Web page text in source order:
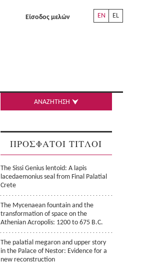
EN EL
Είσοδος μελών
ΑΝΑΖΗΤΗΣΗ
ΠΡΟΣΦΑΤΟΙ ΤΙΤΛΟΙ
The Sissi Genius lentoid: A lapis
lacedaemonius seal from Final Palatial
Crete
The Mycenaean fountain and the
transformation of space on the
Athenian Acropolis: 1200 to 675 B.C.
The palatial megaron and upper story
in the Palace of Nestor: Evidence for a
new reconstruction